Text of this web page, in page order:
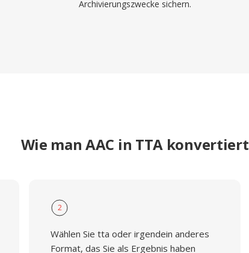
dient TTA weiterhin
Archivierungszwecke sichern.
Wie man AAC in TTA konvertiert
2
Wählen Sie tta oder irgendein anderes
Format, das Sie als Ergebnis haben